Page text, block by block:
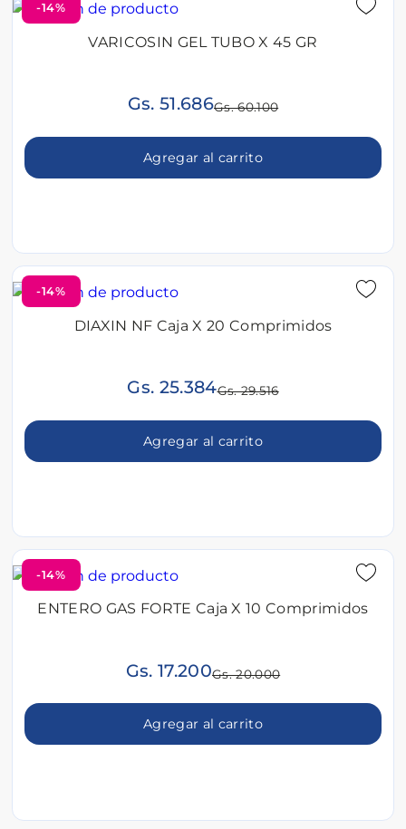
-14%
VARICOSIN GEL TUBO X 45 GR
Gs. 51.686Gs. 60.100
Agregar al carrito
-14%
DIAXIN NF Caja X 20 Comprimidos
Gs. 25.384Gs. 29.516
Agregar al carrito
-14%
ENTERO GAS FORTE Caja X 10 Comprimidos
Gs. 17.200Gs. 20.000
Agregar al carrito